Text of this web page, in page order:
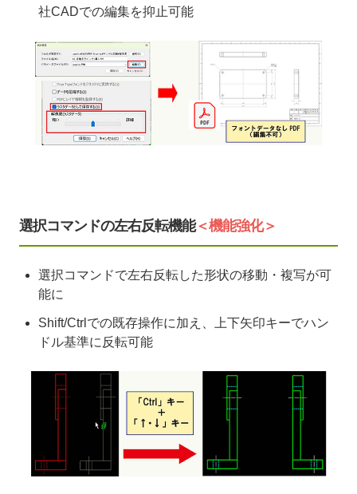
社CADでの編集を抑止可能
選択コマンドの左右反転機能＜機能強化＞
選択コマンドで左右反転した形状の移動・複写が可
能に
Shift/Ctrlでの既存操作に加え、上下矢印キーでハン
ドル基準に反転可能